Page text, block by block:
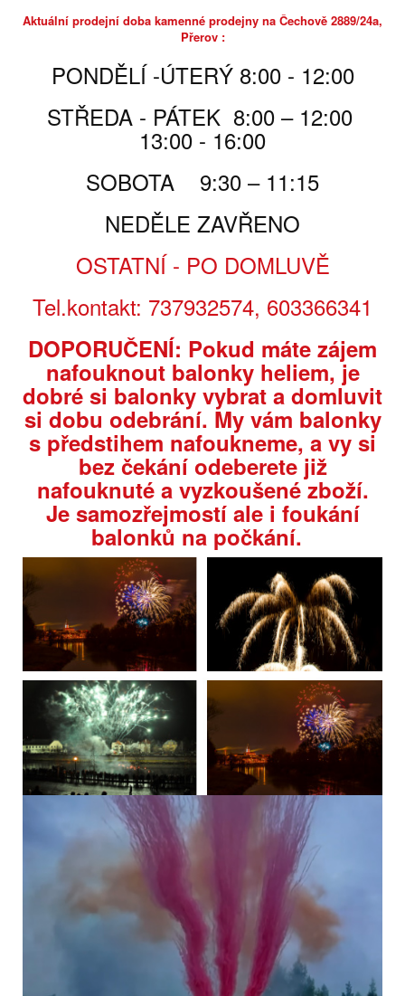
230,00 Kč
za ks
PARAMETRY
Prodejní
balení
1 ks
NEC(g) 80
Čas efektů v
60
Kategorie
T1 od 18 let, bezpečná vzdálenost min
10m
VÍCE INFORMACÍ
Dýmovnice JUMBO s bohatým dýmem. Vynikající jako dekorace
k focení.
18 DALŠÍCH PRODUKTŮ VE STEJNÉ
KATEGORII:
Aktuální prodejní doba kamenné prodejny na Čechově 2889/24a,
Přerov :
PONDĚLÍ -ÚTERÝ 8:00 - 12:00
STŘEDA - PÁTEK 8:00 – 12:00
13:00 - 16:00
SOBOTA 9:30 – 11:15
NEDĚLE ZAVŘENO
OSTATNÍ - PO DOMLUVĚ
Tel.kontakt: 737932574, 603366341
DOPORUČENÍ: Pokud máte zájem
nafouknout balonky heliem, je
dobré si balonky vybrat a domluvit
si dobu odebrání. My vám balonky
s předstihem nafoukneme, a vy si
bez čekání odeberete již
nafouknuté a vyzkoušené zboží.
Je samozřejmostí ale i foukání
balonků na počkání.